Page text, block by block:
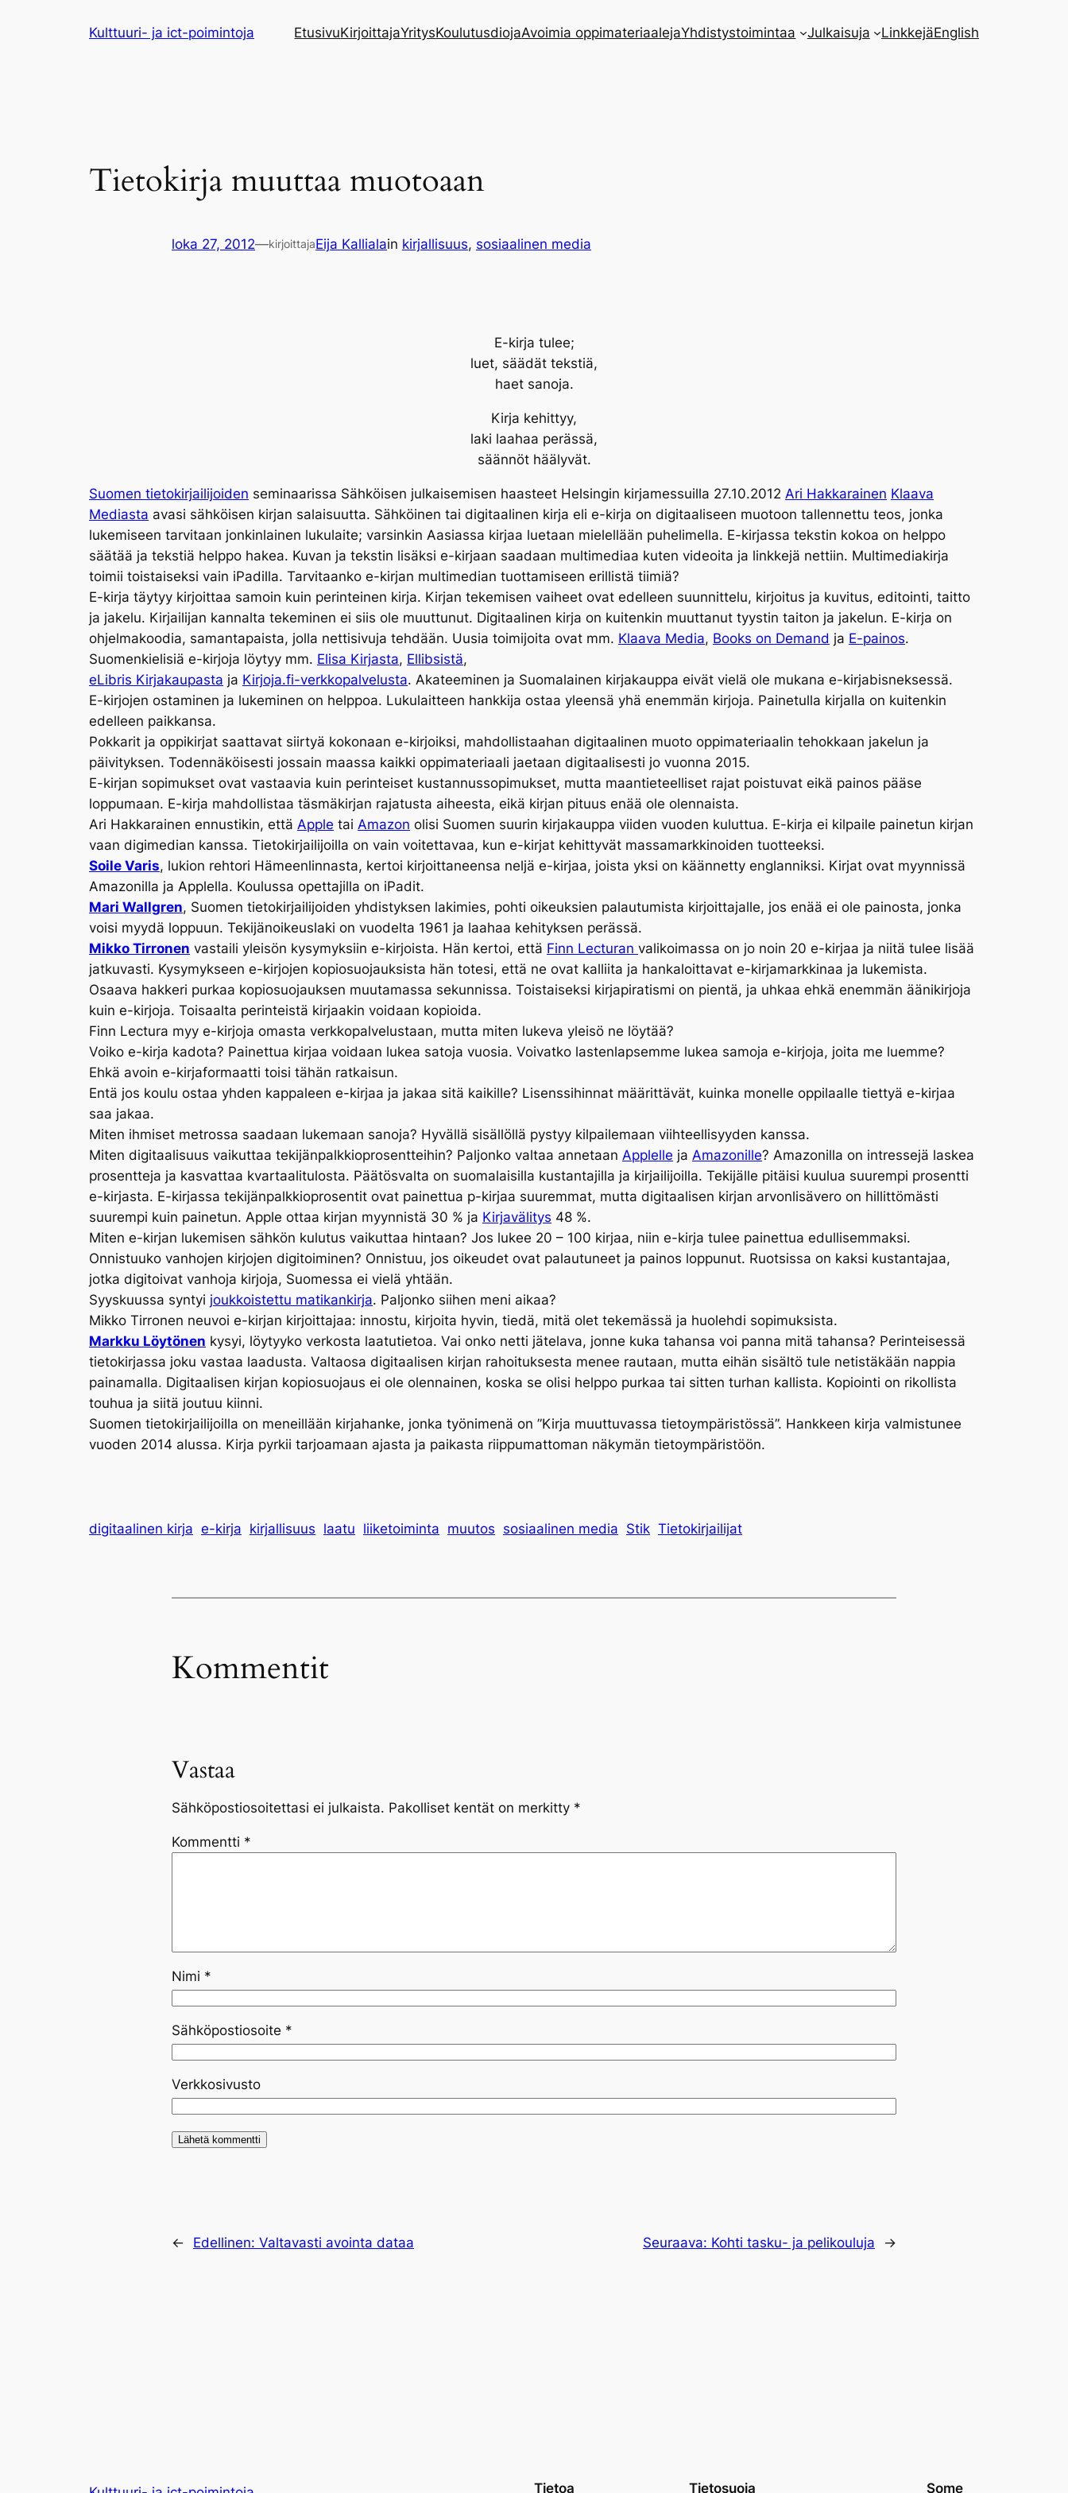
Kulttuuri- ja ict-poimintoja EtusivuKirjoittajaYritysKoulutusdiojaAvoimia oppimateriaalejaYhdistystoimintaa Julkaisuja LinkkejäEnglish
Tietokirja muuttaa muotoaan
loka 27, 2012—kirjoittajaEija Kallialain kirjallisuus, sosiaalinen media
E-kirja tulee;
luet, säädät tekstiä,
haet sanoja.
Kirja kehittyy,
laki laahaa perässä,
säännöt häälyvät.
Suomen tietokirjailijoiden seminaarissa Sähköisen julkaisemisen haasteet Helsingin kirjamessuilla 27.10.2012 Ari Hakkarainen Klaava
Mediasta avasi sähköisen kirjan salaisuutta. Sähköinen tai digitaalinen kirja eli e-kirja on digitaaliseen muotoon tallennettu teos, jonka
lukemiseen tarvitaan jonkinlainen lukulaite; varsinkin Aasiassa kirjaa luetaan mielellään puhelimella. E-kirjassa tekstin kokoa on helppo
säätää ja tekstiä helppo hakea. Kuvan ja tekstin lisäksi e-kirjaan saadaan multimediaa kuten videoita ja linkkejä nettiin. Multimediakirja
toimii toistaiseksi vain iPadilla. Tarvitaanko e-kirjan multimedian tuottamiseen erillistä tiimiä?
E-kirja täytyy kirjoittaa samoin kuin perinteinen kirja. Kirjan tekemisen vaiheet ovat edelleen suunnittelu, kirjoitus ja kuvitus, editointi, taitto
ja jakelu. Kirjailijan kannalta tekeminen ei siis ole muuttunut. Digitaalinen kirja on kuitenkin muuttanut tyystin taiton ja jakelun. E-kirja on
ohjelmakoodia, samantapaista, jolla nettisivuja tehdään. Uusia toimijoita ovat mm. Klaava Media, Books on Demand ja E-painos.
Suomenkielisiä e-kirjoja löytyy mm. Elisa Kirjasta, Ellibsistä,
eLibris Kirjakaupasta ja Kirjoja.fi-verkkopalvelusta. Akateeminen ja Suomalainen kirjakauppa eivät vielä ole mukana e-kirjabisneksessä.
E-kirjojen ostaminen ja lukeminen on helppoa. Lukulaitteen hankkija ostaa yleensä yhä enemmän kirjoja. Painetulla kirjalla on kuitenkin
edelleen paikkansa.
Pokkarit ja oppikirjat saattavat siirtyä kokonaan e-kirjoiksi, mahdollistaahan digitaalinen muoto oppimateriaalin tehokkaan jakelun ja
päivityksen. Todennäköisesti jossain maassa kaikki oppimateriaali jaetaan digitaalisesti jo vuonna 2015.
E-kirjan sopimukset ovat vastaavia kuin perinteiset kustannussopimukset, mutta maantieteelliset rajat poistuvat eikä painos pääse
loppumaan. E-kirja mahdollistaa täsmäkirjan rajatusta aiheesta, eikä kirjan pituus enää ole olennaista.
Ari Hakkarainen ennustikin, että Apple tai Amazon olisi Suomen suurin kirjakauppa viiden vuoden kuluttua. E-kirja ei kilpaile painetun kirjan
vaan digimedian kanssa. Tietokirjailijoilla on vain voitettavaa, kun e-kirjat kehittyvät massamarkkinoiden tuotteeksi.
Soile Varis, lukion rehtori Hämeenlinnasta, kertoi kirjoittaneensa neljä e-kirjaa, joista yksi on käännetty englanniksi. Kirjat ovat myynnissä
Amazonilla ja Applella. Koulussa opettajilla on iPadit.
Mari Wallgren, Suomen tietokirjailijoiden yhdistyksen lakimies, pohti oikeuksien palautumista kirjoittajalle, jos enää ei ole painosta, jonka
voisi myydä loppuun. Tekijänoikeuslaki on vuodelta 1961 ja laahaa kehityksen perässä.
Mikko Tirronen vastaili yleisön kysymyksiin e-kirjoista. Hän kertoi, että Finn Lecturan valikoimassa on jo noin 20 e-kirjaa ja niitä tulee lisää
jatkuvasti. Kysymykseen e-kirjojen kopiosuojauksista hän totesi, että ne ovat kalliita ja hankaloittavat e-kirjamarkkinaa ja lukemista.
Osaava hakkeri purkaa kopiosuojauksen muutamassa sekunnissa. Toistaiseksi kirjapiratismi on pientä, ja uhkaa ehkä enemmän äänikirjoja
kuin e-kirjoja. Toisaalta perinteistä kirjaakin voidaan kopioida.
Finn Lectura myy e-kirjoja omasta verkkopalvelustaan, mutta miten lukeva yleisö ne löytää?
Voiko e-kirja kadota? Painettua kirjaa voidaan lukea satoja vuosia. Voivatko lastenlapsemme lukea samoja e-kirjoja, joita me luemme?
Ehkä avoin e-kirjaformaatti toisi tähän ratkaisun.
Entä jos koulu ostaa yhden kappaleen e-kirjaa ja jakaa sitä kaikille? Lisenssihinnat määrittävät, kuinka monelle oppilaalle tiettyä e-kirjaa
saa jakaa.
Miten ihmiset metrossa saadaan lukemaan sanoja? Hyvällä sisällöllä pystyy kilpailemaan viihteellisyyden kanssa.
Miten digitaalisuus vaikuttaa tekijänpalkkioprosentteihin? Paljonko valtaa annetaan Applelle ja Amazonille? Amazonilla on intressejä laskea
prosentteja ja kasvattaa kvartaalitulosta. Päätösvalta on suomalaisilla kustantajilla ja kirjailijoilla. Tekijälle pitäisi kuulua suurempi prosentti
e-kirjasta. E-kirjassa tekijänpalkkioprosentit ovat painettua p-kirjaa suuremmat, mutta digitaalisen kirjan arvonlisävero on hillittömästi
suurempi kuin painetun. Apple ottaa kirjan myynnistä 30 % ja Kirjavälitys 48 %.
Miten e-kirjan lukemisen sähkön kulutus vaikuttaa hintaan? Jos lukee 20 – 100 kirjaa, niin e-kirja tulee painettua edullisemmaksi.
Onnistuuko vanhojen kirjojen digitoiminen? Onnistuu, jos oikeudet ovat palautuneet ja painos loppunut. Ruotsissa on kaksi kustantajaa,
jotka digitoivat vanhoja kirjoja, Suomessa ei vielä yhtään.
Syyskuussa syntyi joukkoistettu matikankirja. Paljonko siihen meni aikaa?
Mikko Tirronen neuvoi e-kirjan kirjoittajaa: innostu, kirjoita hyvin, tiedä, mitä olet tekemässä ja huolehdi sopimuksista.
Markku Löytönen kysyi, löytyyko verkosta laatutietoa. Vai onko netti jätelava, jonne kuka tahansa voi panna mitä tahansa? Perinteisessä
tietokirjassa joku vastaa laadusta. Valtaosa digitaalisen kirjan rahoituksesta menee rautaan, mutta eihän sisältö tule netistäkään nappia
painamalla. Digitaalisen kirjan kopiosuojaus ei ole olennainen, koska se olisi helppo purkaa tai sitten turhan kallista. Kopiointi on rikollista
touhua ja siitä joutuu kiinni.
Suomen tietokirjailijoilla on meneillään kirjahanke, jonka työnimenä on ”Kirja muuttuvassa tietoympäristössä”. Hankkeen kirja valmistunee
vuoden 2014 alussa. Kirja pyrkii tarjoamaan ajasta ja paikasta riippumattoman näkymän tietoympäristöön.
digitaalinen kirja e-kirja kirjallisuus laatu liiketoiminta muutos sosiaalinen media Stik Tietokirjailijat
Kommentit
Vastaa
Sähköpostiosoitettasi ei julkaista. Pakolliset kentät on merkitty *
Kommentti *
Nimi *
Sähköpostiosoite *
Verkkosivusto
← Edellinen: Valtavasti avointa dataa Seuraava: Kohti tasku- ja pelikouluja →
Tietoa Tietosuoja Some